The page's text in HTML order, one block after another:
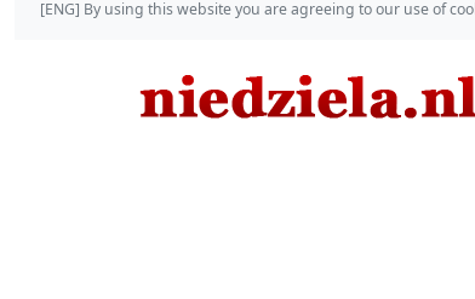
[ENG] By using this website you are agreeing to our use of